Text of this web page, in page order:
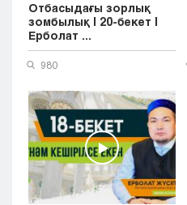
Отбасыдағы зорлық
зомбылық | 20-бекет |
Ерболат ...
980